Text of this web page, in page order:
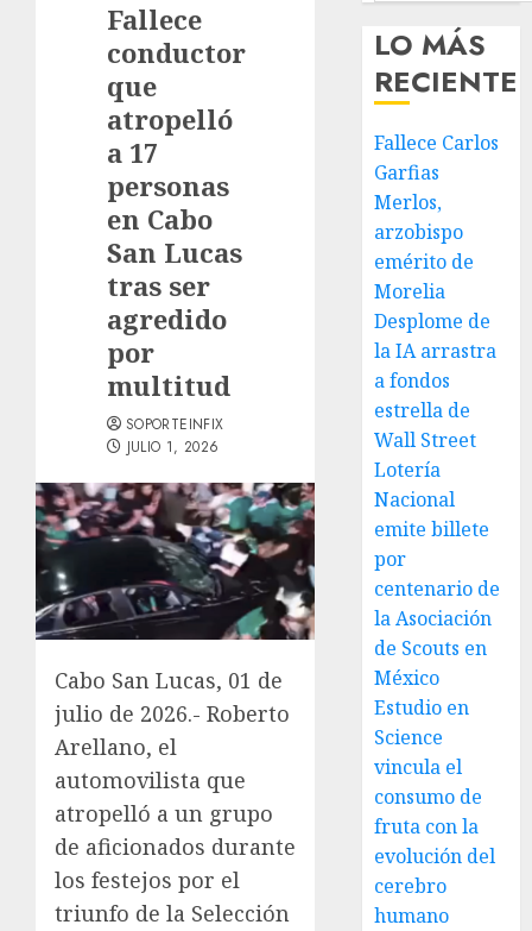
Fallece
conductor
que
atropelló
a 17
personas
en Cabo
San Lucas
tras ser
agredido
por
multitud
SOPORTEINFIX
JULIO 1, 2026
Cabo San Lucas, 01 de
julio de 2026.- Roberto
Arellano, el
automovilista que
atropelló a un grupo
de aficionados durante
los festejos por el
triunfo de la Selección
LO MÁS
RECIENTE
Fallece Carlos
Garfias
Merlos,
arzobispo
emérito de
Morelia
Desplome de
la IA arrastra
a fondos
estrella de
Wall Street
Lotería
Nacional
emite billete
por
centenario de
la Asociación
de Scouts en
México
Estudio en
Science
vincula el
consumo de
fruta con la
evolución del
cerebro
humano